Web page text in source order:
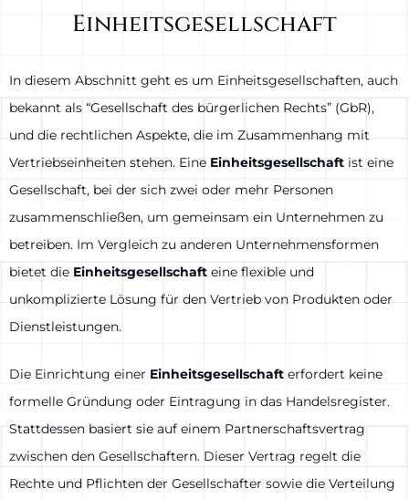
Einheitsgesellschaft
In diesem Abschnitt geht es um Einheitsgesellschaften, auch
bekannt als “Gesellschaft des bürgerlichen Rechts” (GbR),
und die rechtlichen Aspekte, die im Zusammenhang mit
Vertriebseinheiten stehen. Eine Einheitsgesellschaft ist eine
Gesellschaft, bei der sich zwei oder mehr Personen
zusammenschließen, um gemeinsam ein Unternehmen zu
betreiben. Im Vergleich zu anderen Unternehmensformen
bietet die Einheitsgesellschaft eine flexible und
unkomplizierte Lösung für den Vertrieb von Produkten oder
Dienstleistungen.
Die Einrichtung einer Einheitsgesellschaft erfordert keine
formelle Gründung oder Eintragung in das Handelsregister.
Stattdessen basiert sie auf einem Partnerschaftsvertrag
zwischen den Gesellschaftern. Dieser Vertrag regelt die
Rechte und Pflichten der Gesellschafter sowie die Verteilung